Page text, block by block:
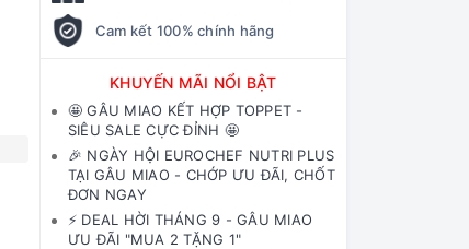
Cam kết 100% chính hãng
KHUYẾN MÃI NỔI BẬT
🤩 GÂU MIAO KẾT HỢP TOPPET -
SIÊU SALE CỰC ĐỈNH 🤩
🎉 NGÀY HỘI EUROCHEF NUTRI PLUS
TẠI GÂU MIAO - CHỚP ƯU ĐÃI, CHỐT
ĐƠN NGAY
⚡️ DEAL HỜI THÁNG 9 - GÂU MIAO
ƯU ĐÃI "MUA 2 TẶNG 1"